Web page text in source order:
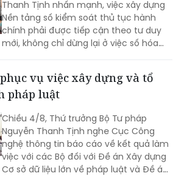
Thanh Tịnh nhấn mạnh, việc xây dựng
Nền tảng số kiểm soát thủ tục hành
chính phải được tiếp cận theo tư duy
mới, không chỉ dừng lại ở việc số hóa
nghệ, mà phải hướng tới xây dựng một
nền tảng thực sự thông minh, chủ
gia tăng cho công tác quản lý nhà
nước.
vụ việc xây dựng và tổ
pháp luật
Chiều 4/8, Thứ trưởng Bộ Tư pháp
Nguyễn Thanh Tịnh nghe Cục Công
nghệ thông tin báo cáo về kết quả làm
việc với các Bộ đối với Đề án Xây dựng
Cơ sở dữ liệu lớn về pháp luật và Đề án